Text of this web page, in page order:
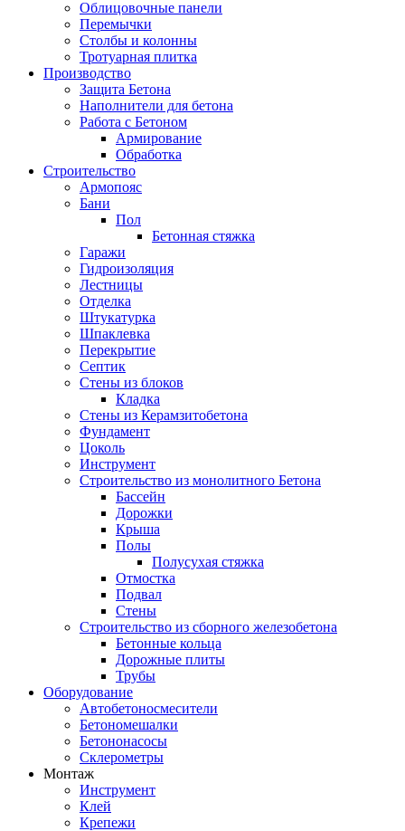
Облицовочные панели
Перемычки
Столбы и колонны
Тротуарная плитка
Производство
Защита Бетона
Наполнители для бетона
Работа с Бетоном
Армирование
Обработка
Строительство
Армопояс
Бани
Пол
Бетонная стяжка
Гаражи
Гидроизоляция
Лестницы
Отделка
Штукатурка
Шпаклевка
Перекрытие
Септик
Стены из блоков
Кладка
Стены из Керамзитобетона
Фундамент
Цоколь
Инструмент
Строительство из монолитного Бетона
Бассейн
Дорожки
Крыша
Полы
Полусухая стяжка
Отмостка
Подвал
Стены
Строительство из сборного железобетона
Бетонные кольца
Дорожные плиты
Трубы
Оборудование
Автобетоносмесители
Бетономешалки
Бетононасосы
Склерометры
Монтаж
Инструмент
Клей
Крепежи